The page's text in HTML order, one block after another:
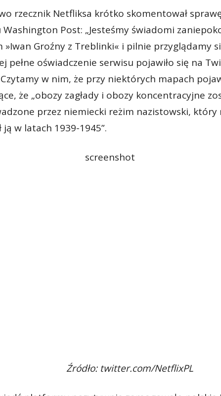
rzecznik Netfliksa krótko skomentował
Post: „Jesteśmy świadomi
»Iwan Groźny z Treblinki« i pilnie przyglądamy
pełne oświadczenie serwisu pojawiło się na
Czytamy w nim, że przy niektórych mapach
że „obozy zagłady i obozy koncentracyjne
przez niemiecki reżim nazistowski, który
ją w latach 1939-1945”.
Źródło: twitter.com/NetflixPL